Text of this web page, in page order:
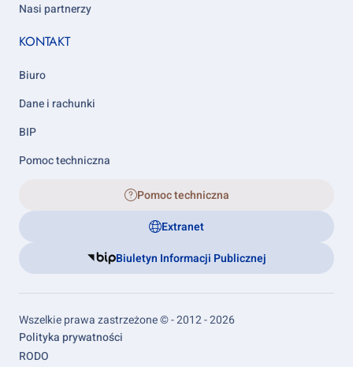
Nasi partnerzy
KONTAKT
Biuro
Dane i rachunki
BIP
Pomoc techniczna
Pomoc techniczna
Extranet
Biuletyn Informacji Publicznej
Wszelkie prawa zastrzeżone © - 2012 - 2026
Footer
links
Polityka prywatności
RODO